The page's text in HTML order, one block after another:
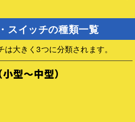
スイッチの種類一覧
大きく3つに分類されます。
型〜中型）